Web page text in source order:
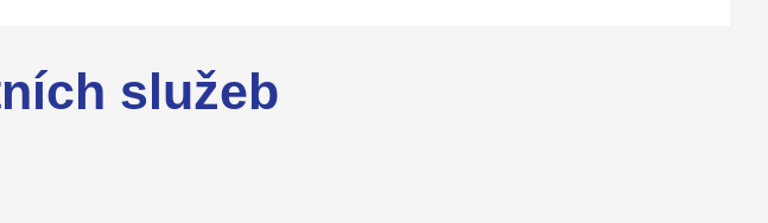
služeb